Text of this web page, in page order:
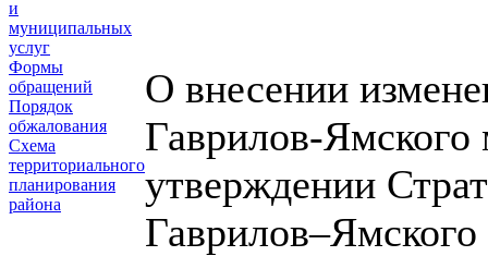
и
муниципальных
услуг
Формы
обращений
Порядок
обжалования
Схема
территориального
планирования
района
О внесении
Гаврилов-
утверждении